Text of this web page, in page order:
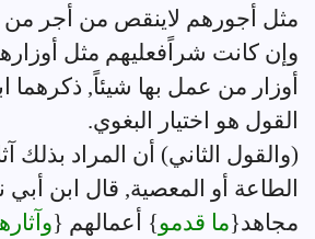
مثل أجورهم لاينقص من أجر من
وإن كانت شراًفعليهم مثل
أوزار من عمل بها شيئاً, ذكرهما
القول هو اختيار البغوي.
(والقول الثاني) أن المراد بذلك
الطاعة أو المعصية, قال ابن
مجاهد{ما قدمو} أعمالهم {